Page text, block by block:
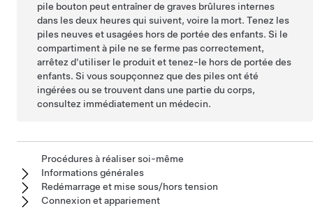
pile bouton peut entraîner de graves brûlures internes
dans les deux heures qui suivent, voire la mort. Tenez les
piles neuves et usagées hors de portée des enfants. Si le
compartiment à pile ne se ferme pas correctement,
arrêtez d'utiliser le produit et tenez-le hors de portée des
enfants. Si vous soupçonnez que des piles ont été
ingérées ou se trouvent dans une partie du corps,
consultez immédiatement un médecin.
Procédures à réaliser soi-même
Informations générales
Redémarrage et mise sous/hors tension
Connexion et appariement